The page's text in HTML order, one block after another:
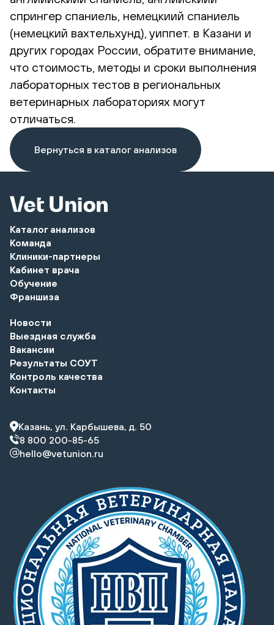
спрингер спаниель, немецкиий спаниель
(немецкий вахтельхунд), уиппет. в Казани и
других городах России, обратите внимание,
что стоимость, методы и сроки выполнения
лабораторных тестов в региональных
ветеринарных лабораториях могут
отличаться.
Вернуться в каталог анализов
Каталог анализов
Команда
Клиники-партнеры
Кабинет врача
Обучение
Франшиза
Новости
Выездная служба
Вакансии
Результаты СОУТ
Контроль качества
Контакты
Казань, ул. Карбышева, д. 50
8 800 200-85-65
hello@vetunion.ru